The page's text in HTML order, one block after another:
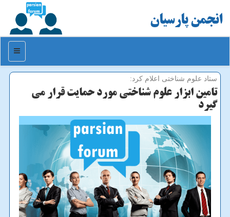
انجمن پارسیان
منو
ستاد علوم شناختی اعلام كرد:
تامین ابزار علوم شناختی مورد حمایت قرار می
گیرد